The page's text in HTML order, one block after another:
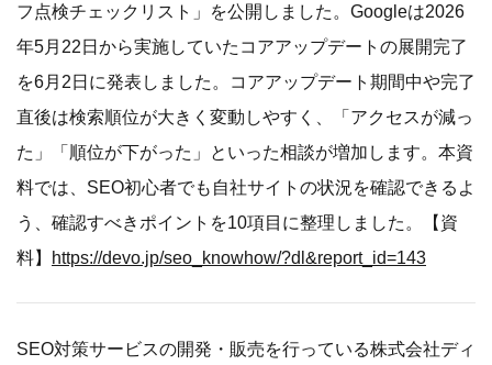
フ点検チェックリスト」を公開しました。Googleは2026
年5月22日から実施していたコアアップデートの展開完了
を6月2日に発表しました。コアアップデート期間中や完了
直後は検索順位が大きく変動しやすく、「アクセスが減っ
た」「順位が下がった」といった相談が増加します。本資
料では、SEO初心者でも自社サイトの状況を確認できるよ
う、確認すべきポイントを10項目に整理しました。【資
料】
https://devo.jp/seo_knowhow/?dl&report_id=143
SEO対策サービスの開発・販売を行っている株式会社ディ